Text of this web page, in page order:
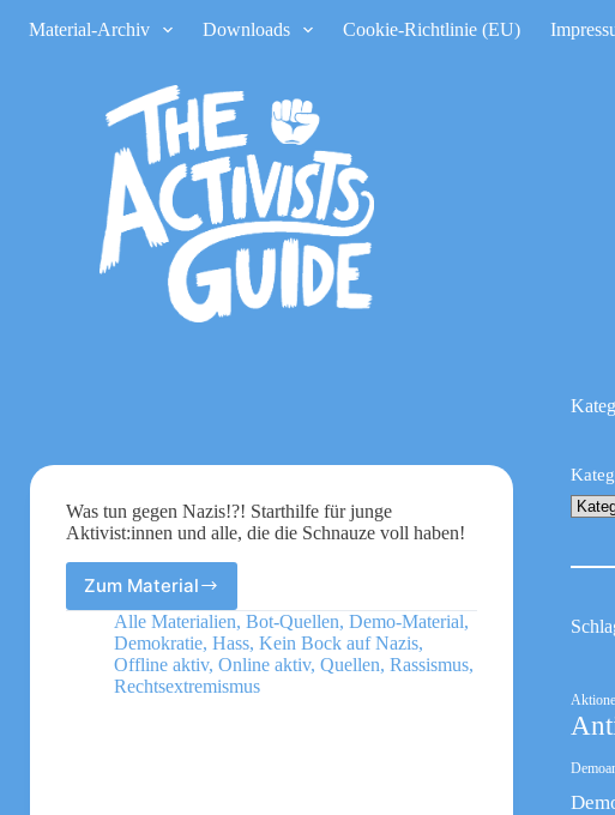
Material-Archiv Downloads Cookie-Richtlinie (EU)
Was tun gegen Nazis!?! Starthilfe für junge
Aktivist:innen und alle, die die Schnauze voll haben!
Zum Material
Was
tun
gegen
Nazis!?!
Starthilfe
Alle Materialien,Bot-Quellen,Demo-Material,
Demokratie,Hass,Kein Bock auf Nazis,
Offline aktiv,Online aktiv,Quellen,Rassismus,
Rechtsextremismus